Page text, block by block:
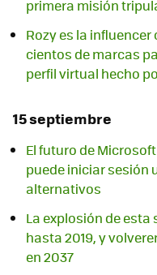
primera misión
Rozy es la
cientos de marcas
perfil virtual hecho
15 septiembre
El futuro de
puede iniciar sesión
alternativos
La explosión de esta
hasta 2019, y
en 2037